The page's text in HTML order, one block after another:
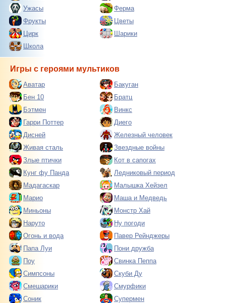
Ужасы
Ферма
Фрукты
Цветы
Цирк
Шарики
Школа
Игры с героями мультиков
Аватар
Бакуган
Бен 10
Братц
Бэтмен
Винкс
Гарри Поттер
Диего
Дисней
Железный человек
Живая сталь
Звездные войны
Злые птички
Кот в сапогах
Кунг фу Панда
Ледниковый период
Мадагаскар
Малышка Хейзел
Марио
Маша и Медведь
Миньоны
Монстр Хай
Наруто
Ну погоди
Огонь и вода
Павер Рейнджеры
Папа Луи
Пони дружба
Поу
Свинка Пеппа
Симпсоны
Скуби Ду
Смешарики
Смурфики
Соник
Супермен